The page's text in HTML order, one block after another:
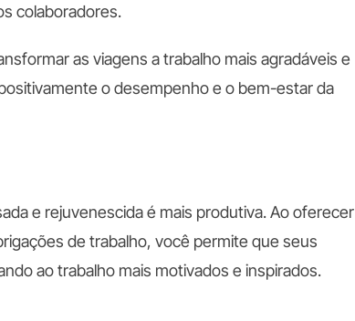
colaboradores.
as viagens a trabalho mais agradáveis e
o desempenho e o bem-estar da
e rejuvenescida é mais produtiva. Ao oferecer
de trabalho, você permite que seus
ao trabalho mais motivados e inspirados.